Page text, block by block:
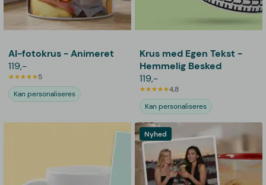
AI-fotokrus - Animeret
119,-
5
Kan personaliseres
Krus med Egen Tekst -
Hemmelig Besked
119,-
4,8
Kan personaliseres
Nyhed